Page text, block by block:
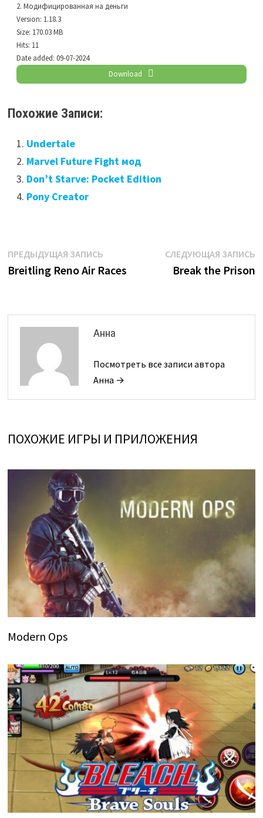
2. Модифицированная на деньги
Version: 1.18.3
Size: 170.03 MB
Hits: 11
Date added: 09-07-2024
Download
Похожие Записи:
Undertale
Marvel Future Fight мод
Don’t Starve: Pocket Edition
Pony Creator
Навигация
по
ПРЕДЫДУЩАЯ ЗАПИСЬПредыдущая
запись:
Breitling Reno Air Races
СЛЕДУЮЩАЯ ЗАПИСЬ
Break the Prison
Анна
Посмотреть все записи автора
Анна →
ПОХОЖИЕ ИГРЫ И ПРИЛОЖЕНИЯ
Modern Ops